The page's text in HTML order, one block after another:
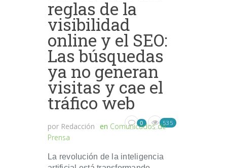
reglas de la
visibilidad
online y el SEO:
Las búsquedas
ya no generan
visitas y cae el
tráfico web
por Redacción en Comunicados de
Prensa
0 535
La revolución de la inteligencia